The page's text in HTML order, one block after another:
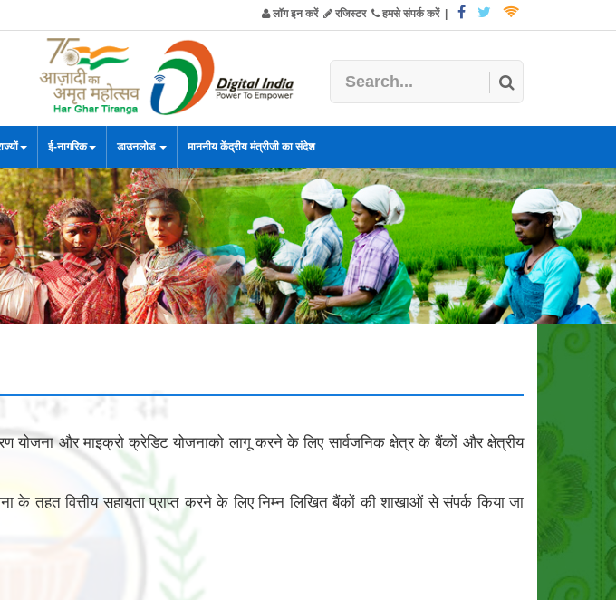
लॉग इन करें रजिस्टर हमसे संपर्क करें|
ई-नागरिक डाउनलोड माननीय केंद्रीय मंत्रीजी का संदेश
और माइक्रो क्रेडिट योजनाको लागू करने के लिए सार्वजनिक क्षेत्र के बैंकों और क्षेत्रीय
तहत वित्तीय सहायता प्राप्त करने के लिए निम्न लिखित बैंकों की शाखाओं से संपर्क किया जा